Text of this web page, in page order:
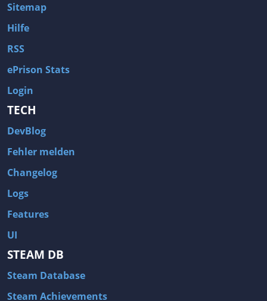
Sitemap
Hilfe
RSS
ePrison Stats
Login
TECH
DevBlog
Fehler melden
Changelog
Logs
Features
UI
STEAM DB
Steam Database
Steam Achievements